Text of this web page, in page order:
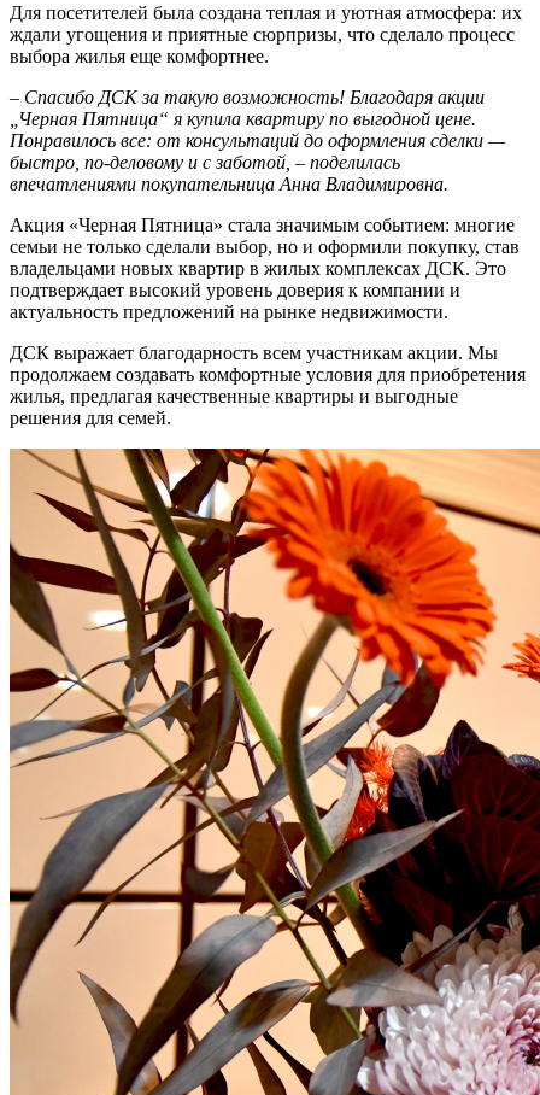
Для посетителей была создана теплая и уютная атмосфера: их
ждали угощения и приятные сюрпризы, что сделало процесс
выбора жилья еще комфортнее.
– Спасибо ДСК за такую возможность! Благодаря акции
„Черная Пятница“ я купила квартиру по выгодной цене.
Понравилось все: от консультаций до оформления сделки —
быстро, по-деловому и с заботой, – поделилась
впечатлениями покупательница Анна Владимировна.
Акция «Черная Пятница» стала значимым событием: многие
семьи не только сделали выбор, но и оформили покупку, став
владельцами новых квартир в жилых комплексах ДСК. Это
подтверждает высокий уровень доверия к компании и
актуальность предложений на рынке недвижимости.
ДСК выражает благодарность всем участникам акции. Мы
продолжаем создавать комфортные условия для приобретения
жилья, предлагая качественные квартиры и выгодные
решения для семей.